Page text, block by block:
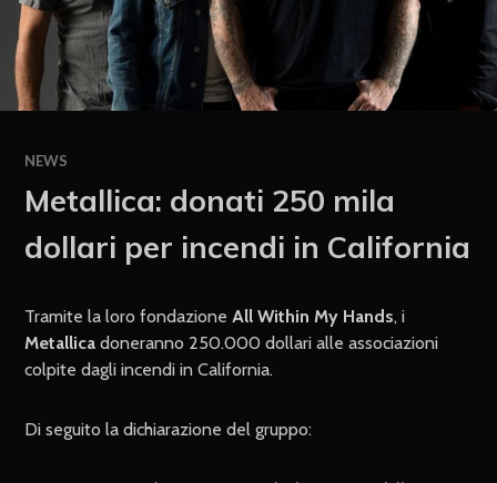
NEWS
Metallica: donati 250 mila
dollari per incendi in California
Tramite la loro fondazioneAll Within My Hands, i
Metallica doneranno 250.000 dollari alle associazioni
colpite dagli incendi in California.
Di seguito la dichiarazione del gruppo: